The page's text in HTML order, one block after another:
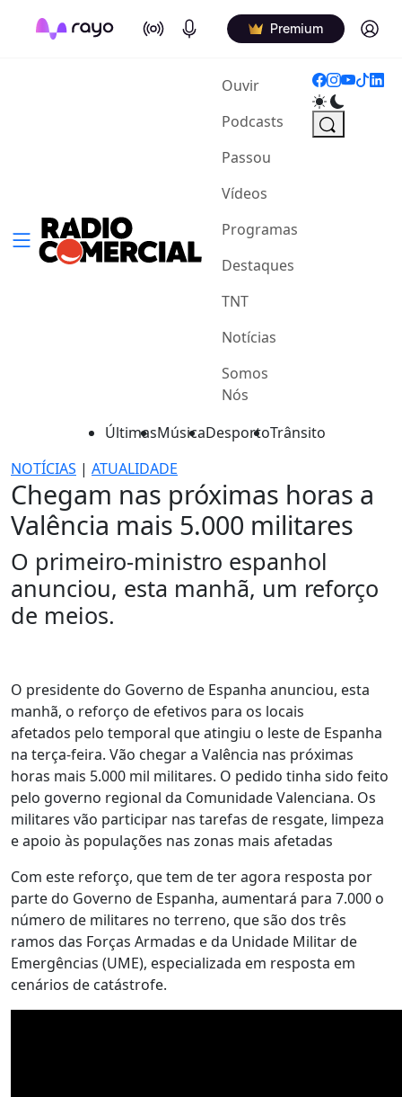
On Air Podcasts Premium Log in
Ouvir(current)
Podcasts
Passou
Vídeos
Programas
Destaques
TNT
Notícias
Somos
Nós
ÚltimasMúsicaDesportoTrânsito
NOTÍCIAS | ATUALIDADE
Chegam nas próximas horas a
Valência mais 5.000 militares
O primeiro-ministro espanhol
anunciou, esta manhã, um reforço
de meios.
O presidente do Governo de Espanha anunciou, esta
manhã, o reforço de efetivos para os locais
afetados pelo temporal que atingiu o leste de Espanha
na terça-feira. Vão chegar a Valência nas próximas
horas mais 5.000 mil militares. O pedido tinha sido feito
pelo governo regional da Comunidade Valenciana. Os
militares vão participar nas tarefas de resgate, limpeza
e apoio às populações nas zonas mais afetadas
Com este reforço, que tem de ter agora resposta por
parte do Governo de Espanha, aumentará para 7.000 o
número de militares no terreno, que são dos três
ramos das Forças Armadas e da Unidade Militar de
Emergências (UME), especializada em resposta em
cenários de catástrofe.